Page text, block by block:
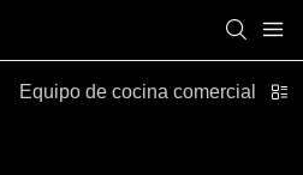
Equipo de cocina comercial